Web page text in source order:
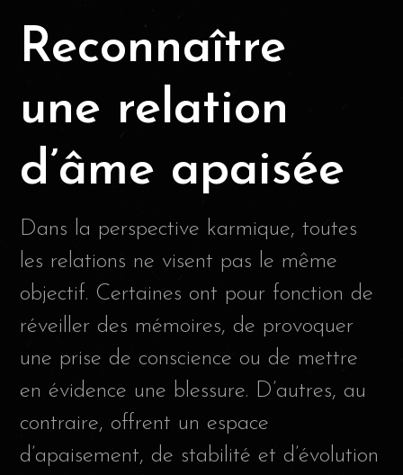
Reconnaître
une relation
d’âme apaisée
Dans la perspective karmique, toutes
les relations ne visent pas le même
objectif. Certaines ont pour fonction de
réveiller des mémoires, de provoquer
une prise de conscience ou de mettre
en évidence une blessure. D’autres, au
contraire, offrent un espace
d’apaisement, de stabilité et d’évolution